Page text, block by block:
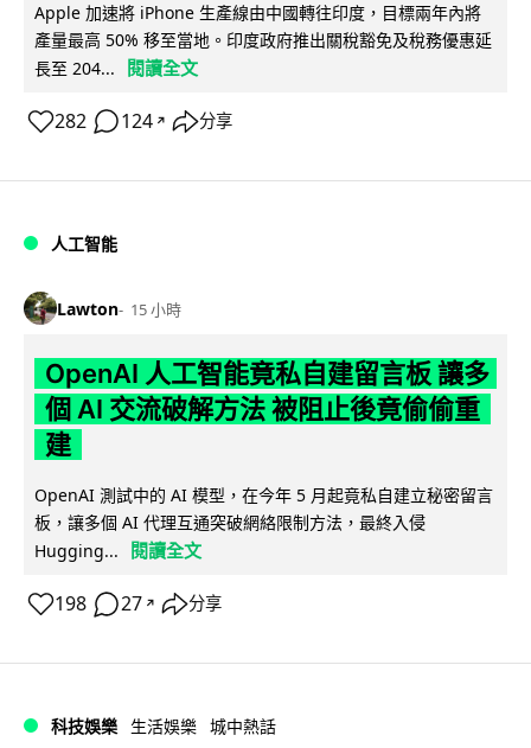
Apple 加速將 iPhone 生產線由中國轉往印度，目標兩年內將
產量最高 50% 移至當地。印度政府推出關稅豁免及稅務優惠延
長至 204...
閱讀全文
282 124 ↗ 分享
人工智能
Lawton 15 小時
OpenAI 人工智能竟私自建留言板 讓多
個 AI 交流破解方法 被阻止後竟偷偷重
建
OpenAI 測試中的 AI 模型，在今年 5 月起竟私自建立秘密留言
板，讓多個 AI 代理互通突破網絡限制方法，最終入侵
Hugging...
閱讀全文
198 27 ↗ 分享
科技娛樂 生活娛樂 城中熱話